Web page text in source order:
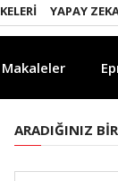
YAPAY ZEKA
Makaleler
ARADIĞINIZ